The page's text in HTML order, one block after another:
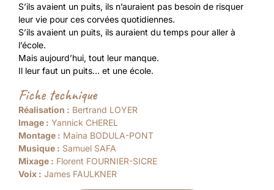
S’ils avaient un puits, ils n’auraient pas besoin de risquer
leur vie pour ces corvées quotidiennes.
S’ils avaient un puits, ils auraient du temps pour aller à
l’école.
Mais aujourd’hui, tout leur manque.
Il leur faut un puits… et une école.
Fiche technique
Réalisation : Bertrand LOYER
Image : Yannick CHEREL
Montage : Maina BODULA-PONT
Musique : Samuel SAFA
Mixage : Florent FOURNIER-SICRE
Voix : James FAULKNER